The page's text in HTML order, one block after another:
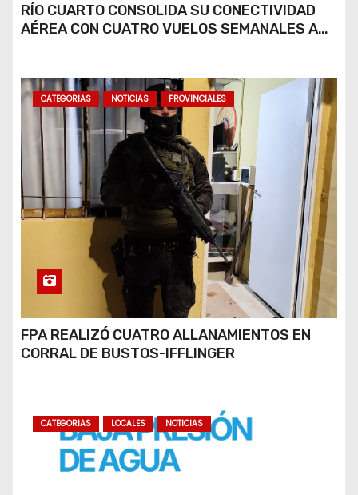
RÍO CUARTO CONSOLIDA SU CONECTIVIDAD
AÉREA CON CUATRO VUELOS SEMANALES A
CATEGORIAS NOTICIAS PROVINCIALES
FPA REALIZÓ CUATRO ALLANAMIENTOS EN
CORRAL DE BUSTOS-IFFLINGER
CATEGORIAS LOCALES NOTICIAS